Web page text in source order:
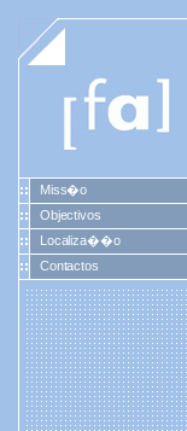
Miss�o
Objectivos
Localiza��o
Contactos